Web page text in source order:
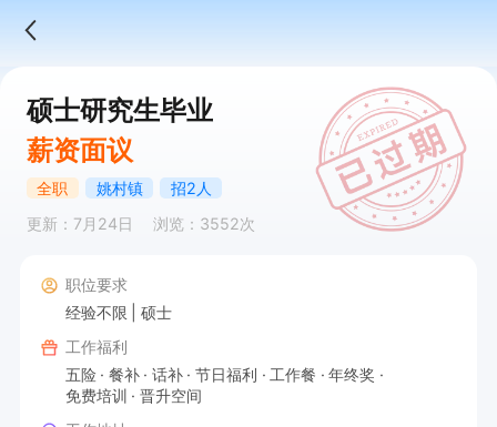
硕士研究生毕业
薪资面议
全职 姚村镇
招2人
更新：7月24日
浏览：3552次
职位要求
经验不限
硕士
工作福利
五险
餐补 话补 节日福利 工作餐
年终奖
免费培训
晋升空间